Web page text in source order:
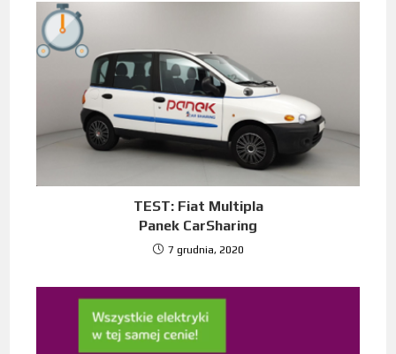
TEST: Fiat Multipla
Panek CarSharing
7 grudnia, 2020